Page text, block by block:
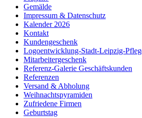
Gemälde
Impressum & Datenschutz
Kalender 2026
Kontakt
Kundengeschenk
Logoentwicklung-Stadt-Leipzig-
Mitarbeitergeschenk
Referenz-Galerie Geschäftskunden
Referenzen
Versand & Abholung
Weihnachtspyramiden
Zufriedene Firmen
Geburtstag